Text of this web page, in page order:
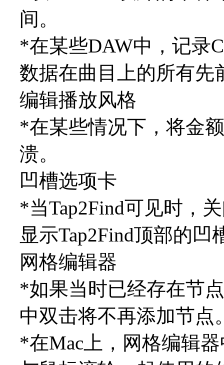
间。
*在某些DAW中，记录
数据在曲目上的所有
编辑播放风格
*在某些情况下，将金
溃。
凹槽选项卡
*当Tap2Find可见时，
显示Tap2Find顶部的凹
网格编辑器
*如果当时已经存在节
中双击将不再添加节点
*在Mac上，网格编辑